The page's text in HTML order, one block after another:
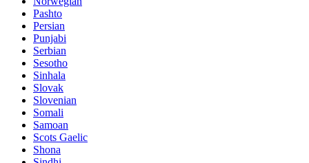
Pashto
Persian
Punjabi
Serbian
Sesotho
Sinhala
Slovak
Slovenian
Somali
Samoan
Scots Gaelic
Shona